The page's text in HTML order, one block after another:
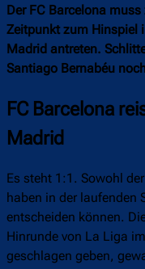
Der FC Barcelona
Zeitpunkt zum Hinspiel
Madrid antreten.
Santiago Bernabéu
FC Barcelona
Madrid
Es steht 1:1. Sowohl
haben in der laufenden
entscheiden können.
Hinrunde von La Liga
geschlagen geben,